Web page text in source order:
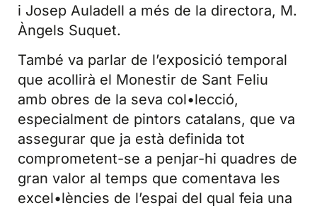
i Josep Auladell a més de la directora, M.
Àngels Suquet.
També va parlar de l’exposició temporal
que acollirà el Monestir de Sant Feliu
amb obres de la seva col•lecció,
especialment de pintors catalans, que va
assegurar que ja està definida tot
comprometent-se a penjar-hi quadres de
gran valor al temps que comentava les
excel•lències de l’espai del qual feia una